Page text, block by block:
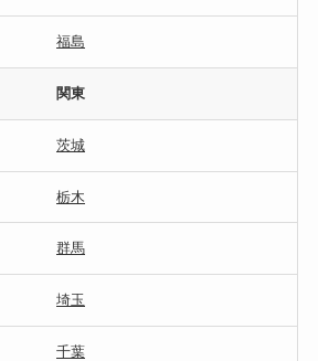
福島
関東
茨城
栃木
群馬
埼玉
千葉